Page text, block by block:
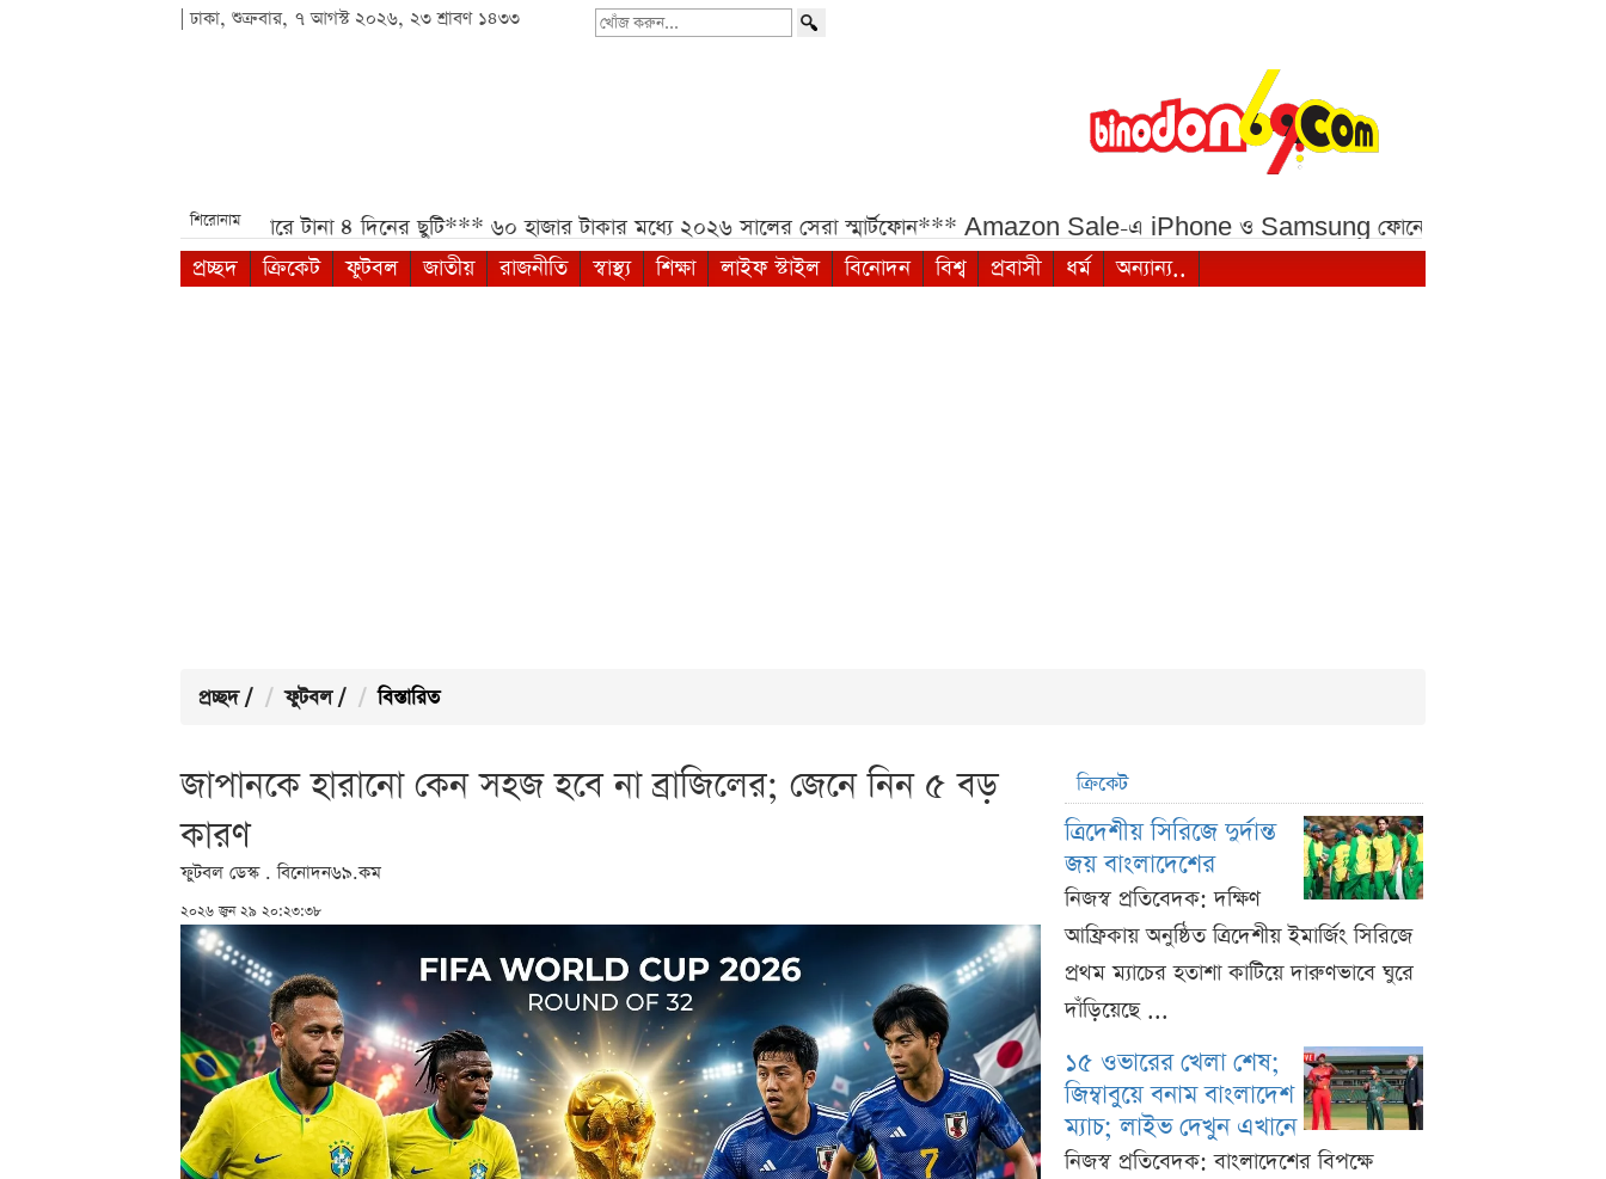
| ঢাকা, শুক্রবার, ৭ আগস্ট ২০২৬, ২৩ শ্রাবণ ১৪৩৩
খোঁজ
শিরোনাম
আগস্টে মিলতে পারে টানা ৪ দিনের ছুটি*** ৬০ হাজার টাকার মধ্যে ২০২৬ সালের সেরা স্মার্টফোন*** Amazon Sale-এ iPhone ও Samsung ফোনে বড় ছাড়***
প্রচ্ছদ
ক্রিকেট ফুটবল জাতীয় রাজনীতি স্বাস্থ্য শিক্ষা লাইফ স্টাইল বিনোদন বিশ্ব প্রবাসী ধর্ম অন্যান্য..
প্রচ্ছদ / ফুটবল / বিস্তারিত
জাপানকে হারানো কেন সহজ হবে না ব্রাজিলের; জেনে নিন ৫ বড়
কারণ
ফুটবল ডেস্ক . বিনোদন৬৯.কম
২০২৬ জুন ২৯ ২০:২৩:৩৮
ক্রিকেট
ত্রিদেশীয় সিরিজে দুর্দান্ত
জয় বাংলাদেশের
নিজস্ব প্রতিবেদক: দক্ষিণ
আফ্রিকায় অনুষ্ঠিত ত্রিদেশীয় ইমার্জিং সিরিজে
প্রথম ম্যাচের হতাশা কাটিয়ে দারুণভাবে ঘুরে
দাঁড়িয়েছে ...
১৫ ওভারের খেলা শেষ;
জিম্বাবুয়ে বনাম বাংলাদেশ
ম্যাচ; লাইভ দেখুন এখানে
নিজস্ব প্রতিবেদক: বাংলাদেশের বিপক্ষে